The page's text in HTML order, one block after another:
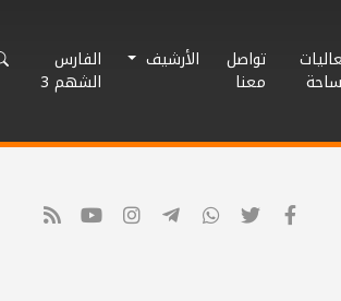
تواصل
معنا
الأرشيف الفارس
الشهم 3